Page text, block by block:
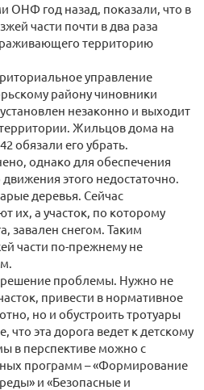
ОНФ год назад, показали, что в
части почти в два раза
территорию
управление
району чиновники
незаконно и выходит
Жильцов дома на
обязали его убрать.
однако для обеспечения
этого недостаточно.
деревья. Сейчас
их, а участок, по которому
завален снегом. Таким
части по-прежнему не
проблемы. Нужно не
привести в нормативное
но и обустроить тротуары
что эта дорога ведет к детскому
в перспективе можно с
программ – «Формирование
и «Безопасные и